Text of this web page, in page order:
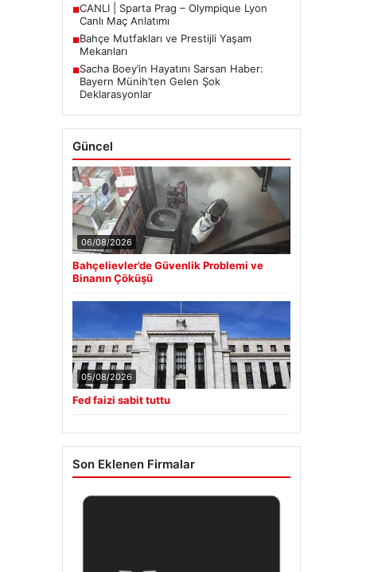
■CANLI | Sparta Prag – Olympique Lyon
Canlı Maç Anlatımı
■Bahçe Mutfakları ve Prestijli Yaşam
Mekanları
■Sacha Boey’in Hayatını Sarsan Haber:
Bayern Münih’ten Gelen Şok
Deklarasyonlar
Güncel
06/08/2026
Bahçelievler’de Güvenlik Problemi ve
Binanın Çöküşü
05/08/2026
Fed faizi sabit tuttu
Son Eklenen Firmalar